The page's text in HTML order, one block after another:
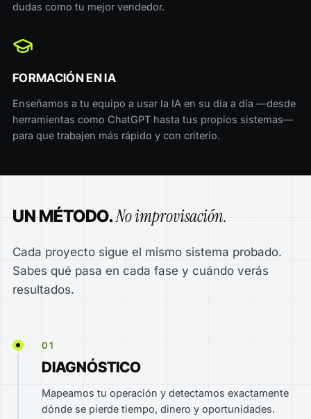
dudas como tu mejor vendedor.
FORMACIÓN EN IA
Enseñamos a tu equipo a usar la IA en su día a día —desde
herramientas como ChatGPT hasta tus propios sistemas—
para que trabajen más rápido y con criterio.
UN MÉTODO.No improvisación.
Cada proyecto sigue el mismo sistema probado.
Sabes qué pasa en cada fase y cuándo verás
resultados.
01
DIAGNÓSTICO
Mapeamos tu operación y detectamos exactamente
dónde se pierde tiempo, dinero y oportunidades.